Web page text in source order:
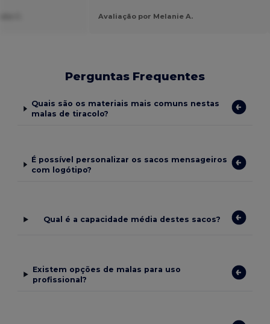
Avaliação por Melanie A.
Perguntas Frequentes
Quais são os materiais mais comuns nestas
malas de tiracolo?
É possível personalizar os sacos mensageiros
com logótipo?
Qual é a capacidade média destes sacos?
Existem opções de malas para uso
profissional?